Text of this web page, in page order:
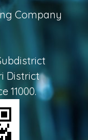
Company
District
11000.